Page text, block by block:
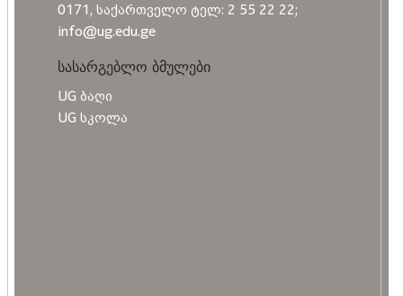
0171, საქართველო ტელ: 2 55 22 22;
info@ug.edu.ge
სასარგებლო ბმულები
UG ბაღი
UG სკოლა